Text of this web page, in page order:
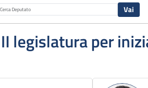
legislatura per